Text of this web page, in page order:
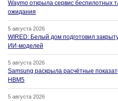
Waymo открыла сервис беспилотных
ожидания
5 августа 2026
WIRED: Белый дом подготовил
ИИ-моделей
5 августа 2026
Samsung раскрыла расчётные
HBM5
5 августа 2026